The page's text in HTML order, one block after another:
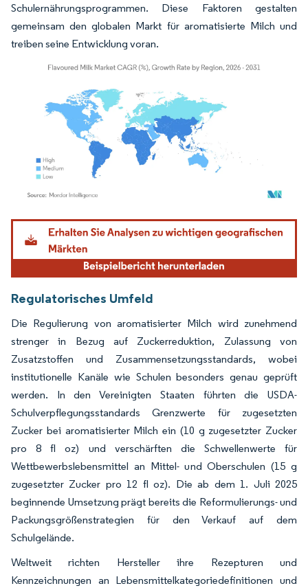
Schulernährungsprogrammen. Diese Faktoren gestalten
gemeinsam den globalen Markt für aromatisierte Milch und
treiben seine Entwicklung voran.
Bild © Mordor Intelligence. Wiederverwendung erfordert Namensnennung gemäß
Regulatorisches Umfeld
Die Regulierung von aromatisierter Milch wird zunehmend
strenger in Bezug auf Zuckerreduktion, Zulassung von
Zusatzstoffen und Zusammensetzungsstandards, wobei
institutionelle Kanäle wie Schulen besonders genau geprüft
werden. In den Vereinigten Staaten führten die USDA-
Schulverpflegungsstandards Grenzwerte für zugesetzten
Zucker bei aromatisierter Milch ein (10 g zugesetzter Zucker
pro 8 fl oz) und verschärften die Schwellenwerte für
Wettbewerbslebensmittel an Mittel- und Oberschulen (15 g
zugesetzter Zucker pro 12 fl oz). Die ab dem 1. Juli 2025
beginnende Umsetzung prägt bereits die Reformulierungs- und
Packungsgrößenstrategien für den Verkauf auf dem
Schulgelände.
Weltweit richten Hersteller ihre Rezepturen und
Kennzeichnungen an Lebensmittelkategoriedefinitionen und